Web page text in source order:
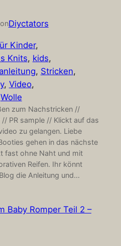
Diyctators
Kinder
Knits, kids
, Stricken
, Video
Wolle
zum Nachstricken //
PR sample // Klickt auf das
zu gelangen. Liebe
gehen in das nächste
fast ohne Naht und mit
Reifen. Ihr könnt
die Anleitung und…